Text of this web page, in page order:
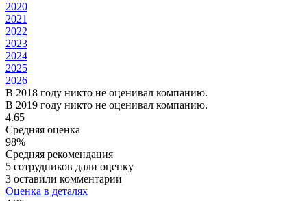
2020
2021
2022
2023
2024
2025
2026
В 2018 году никто не оценивал компанию.
В 2019 году никто не оценивал компанию.
4.65
Средняя оценка
98%
Средняя рекомендация
5 сотрудников дали оценку
3 оставили комментарии
Оценка в деталях